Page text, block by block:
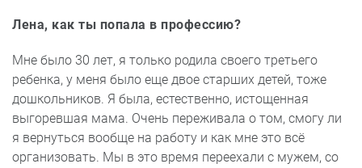
Лена, как ты попала в профессию?
Мне было 30 лет, я только родила своего третьего
ребенка, у меня было еще двое старших детей, тоже
дошкольников. Я была, естественно, истощенная
выгоревшая мама. Очень переживала о том, смогу ли
я вернуться вообще на работу и как мне это всё
организовать. Мы в это время переехали с мужем, со